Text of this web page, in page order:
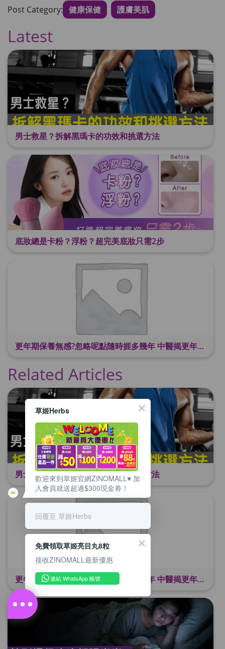
Post Category: 健康保健 護膚美肌
Latest
男士救星？拆解黑瑪卡的功效和挑選方法
底妝總是卡粉？浮粉？超完美底妝只需2步
更年期保養無感?忽略呢點隨時捱多幾年 中醫揭更年保養關鍵 輕鬆舒適渡過更年期
Related Articles
男士救星？拆解黑瑪卡的功效和挑選方法
更年期保養無感?忽略呢點隨時捱多幾年 中醫揭更年保養關鍵 輕鬆舒適渡過更年期
草姬Herbs
歡迎來到草姬官網ZINOMALL♥️ 加
入會員就送超過$300現金劵！
回覆至 草姬Herbs
免費領取草姬亮目丸8粒
接收ZINOMALL最新優惠
連結 WhatsApp 帳號